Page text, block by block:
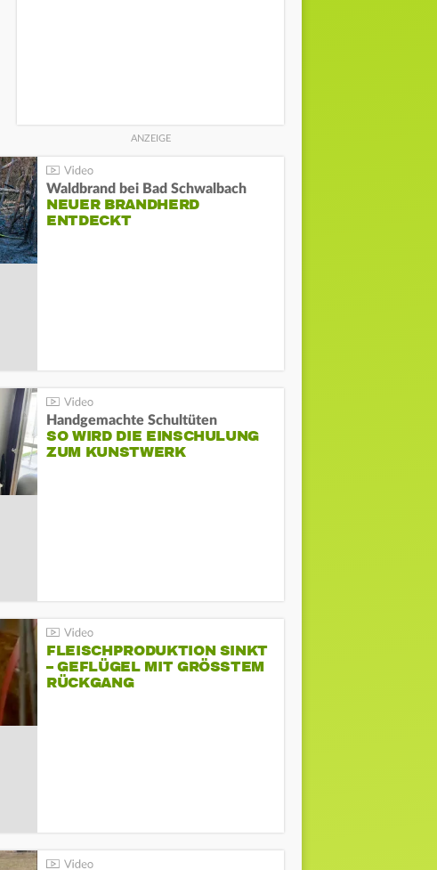
Waldbrand bei Bad Schwalbach
NEUER BRANDHERD
ENTDECKT
Handgemachte Schultüten
SO WIRD DIE EINSCHULUNG
ZUM KUNSTWERK
FLEISCHPRODUKTION SINKT
– GEFLÜGEL MIT GRÖSSTEM R
ÜCKGANG